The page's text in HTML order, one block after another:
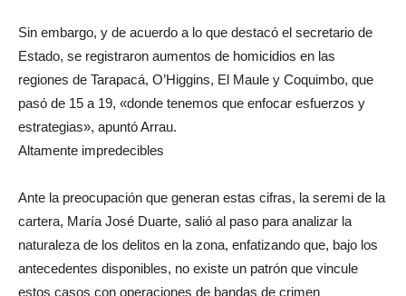
Sin embargo, y de acuerdo a lo que destacó el secretario de
Estado, se registraron aumentos de homicidios en las
regiones de Tarapacá, O’Higgins, El Maule y Coquimbo, que
pasó de 15 a 19, «donde tenemos que enfocar esfuerzos y
estrategias», apuntó Arrau.
Altamente impredecibles
Ante la preocupación que generan estas cifras, la seremi de la
cartera, María José Duarte, salió al paso para analizar la
naturaleza de los delitos en la zona, enfatizando que, bajo los
antecedentes disponibles, no existe un patrón que vincule
estos casos con operaciones de bandas de crimen